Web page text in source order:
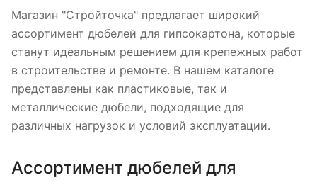
Магазин "Стройточка" предлагает широкий
ассортимент дюбелей для гипсокартона, которые
станут идеальным решением для крепежных работ
в строительстве и ремонте. В нашем каталоге
представлены как пластиковые, так и
металлические дюбели, подходящие для
различных нагрузок и условий эксплуатации.
Ассортимент дюбелей для